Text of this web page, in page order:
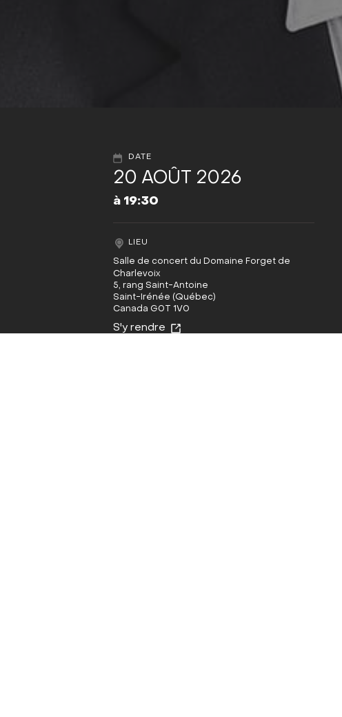
DATE
20 AOÛT 2026
à 19:30
LIEU
Salle de concert du Domaine Forget de
Charlevoix
5, rang Saint-Antoine
Saint-Irénée (Québec)
Canada G0T 1V0
S'y rendre